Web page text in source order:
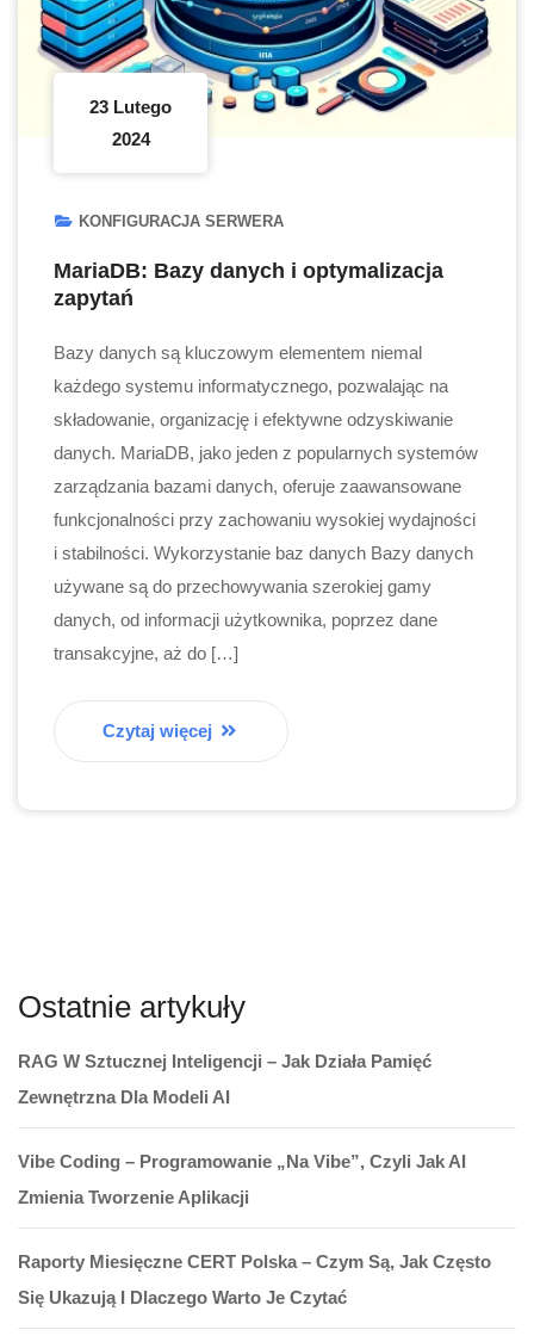
23 Lutego
2024
KONFIGURACJA SERWERA
MariaDB: Bazy danych i optymalizacja
zapytań
Bazy danych są kluczowym elementem niemal
każdego systemu informatycznego, pozwalając na
składowanie, organizację i efektywne odzyskiwanie
danych. MariaDB, jako jeden z popularnych systemów
zarządzania bazami danych, oferuje zaawansowane
funkcjonalności przy zachowaniu wysokiej wydajności
i stabilności. Wykorzystanie baz danych Bazy danych
używane są do przechowywania szerokiej gamy
danych, od informacji użytkownika, poprzez dane
transakcyjne, aż do […]
Czytaj więcej
Ostatnie artykuły
RAG W Sztucznej Inteligencji – Jak Działa Pamięć
Zewnętrzna Dla Modeli AI
Vibe Coding – Programowanie „na Vibe”, Czyli Jak AI
Zmienia Tworzenie Aplikacji
Raporty Miesięczne CERT Polska – Czym Są, Jak Często
Się Ukazują I Dlaczego Warto Je Czytać